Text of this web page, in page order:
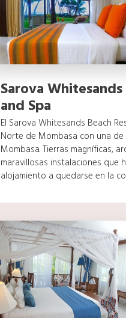
Sarova
and Spa
El Sarova Whitesands Beach
Norte de Mombasa con una
Mombasa. Tierras magníficas,
maravillosas instalaciones que
alojamiento a quedarse en la